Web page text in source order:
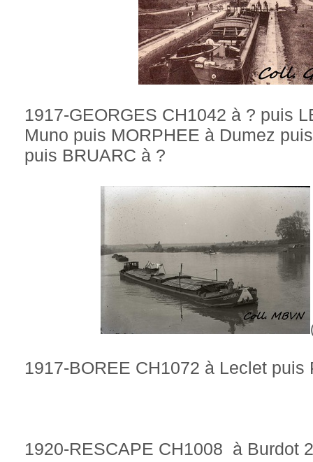
1917-GEORGES CH1042 à ? puis
Muno puis MORPHEE à Dumez
puis BRUARC à ?
1917-BOREE CH1072 à Leclet
1920-RESCAPE CH1008 à Burdot